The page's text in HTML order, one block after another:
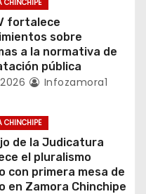
CHINCHIPE
fortalece
sobre
a la normativa de
pública
Infozamora1
CHINCHIPE
de la Judicatura
el pluralismo
con primera mesa de
en Zamora Chinchipe